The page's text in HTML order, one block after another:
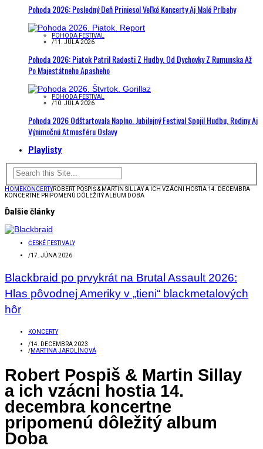
Pohoda 2026: Posledný Deň Priniesol Veľké Koncerty Aj Malé Príbehy
POHODA FESTIVAL
/11. JÚLA 2026
Pohoda 2026: Piatok Patril Radosti Z Hudby. Od Dychovky Z Rumunska Až
Po Majestátneho Apasheho
POHODA FESTIVAL
/10. JÚLA 2026
Pohoda 2026 Odštartovala Naplno. Jubilejný Festival Spojil Hudbu, Rodiny Aj
Výnimočnú Atmosféru Oslavy
Playlisty
HOMEKONCERTYROBERT POSPIŠ & MARTIN SILLAY A ICH VZÁCNI HOSTIA 14. DECEMBRA
KONCERTNE PRIPOMENÚ DÔLEŽITÝ ALBUM DOBA
Ďalšie články
ČESKÉ FESTIVALY
/17. JÚNA 2026
Blackbraid po prvykrát na Brutal Assault 2026:
Hlas pôvodnej Ameriky v „tieni“ blackmetalových
hôr
KONCERTY
/14. DECEMBRA 2023
/MARTINA JAROLÍNOVÁ
Robert Pospiš & Martin Sillay
a ich vzácni hostia 14.
decembra koncertne
pripomenú dôležitý album
Doba